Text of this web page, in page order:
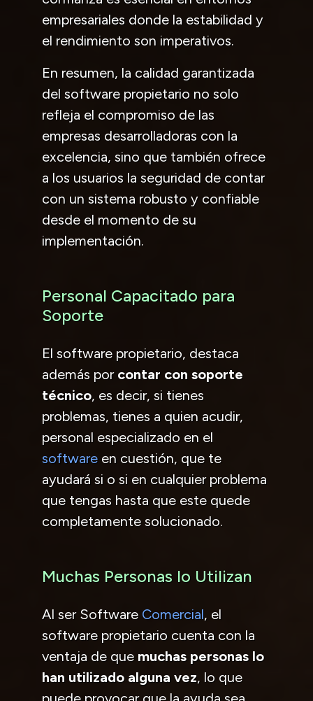
empresariales donde la estabilidad y
el rendimiento son imperativos.
En resumen, la calidad garantizada
del software propietario no solo
refleja el compromiso de las
empresas desarrolladoras con la
excelencia, sino que también ofrece
a los usuarios la seguridad de contar
con un sistema robusto y confiable
desde el momento de su
implementación.
Personal Capacitado para
Soporte
El software propietario, destaca
además por contar con soporte
técnico, es decir, si tienes
problemas, tienes a quien acudir,
personal especializado en el
software en cuestión, que te
ayudará si o si en cualquier problema
que tengas hasta que este quede
completamente solucionado.
Muchas Personas lo Utilizan
Al ser Software Comercial, el
software propietario cuenta con la
ventaja de que muchas personas lo
han utilizado alguna vez, lo que